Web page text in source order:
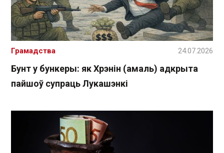
Бунт у бункеры: як Хрэнін (амаль) адкрыта
пайшоў супраць Лукашэнкі
Грамадства 24.07.2026